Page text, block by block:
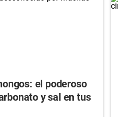
el poderoso
y sal en tus